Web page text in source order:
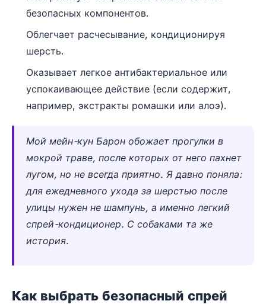
безопасных компонентов.
Облегчает расчесывание, кондиционируя
шерсть.
Оказывает легкое антибактериальное или
успокаивающее действие (если содержит,
например, экстракты ромашки или алоэ).
Мой мейн-кун Барон обожает прогулки в
мокрой траве, после которых от него пахнет
лугом, но не всегда приятно. Я давно поняла:
для ежедневного ухода за шерстью после
улицы нужен не шампунь, а именно легкий
спрей-кондиционер. С собаками та же
история.
Как выбрать безопасный спрей